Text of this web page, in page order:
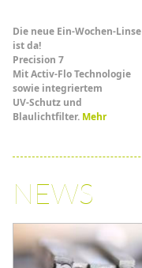
Die neue Ein-Wochen-Linse
ist da!
Precision 7
Mit Activ-Flo Technologie
sowie integriertem
UV-Schutz und
Blaulichtfilter. Mehr
NEWS